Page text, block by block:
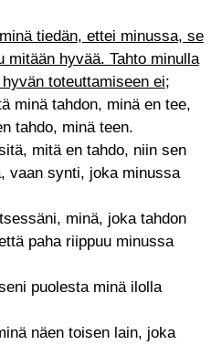
tiedän, ettei minussa, se
mitään hyvää. Tahto minulla
toteuttamiseen ei;
minä tahdon, minä en tee,
tahdo, minä teen.
mitä en tahdo, niin sen
vaan synti, joka minussa
minä, joka tahdon
paha riippuu minussa
puolesta minä ilolla
näen toisen lain, joka